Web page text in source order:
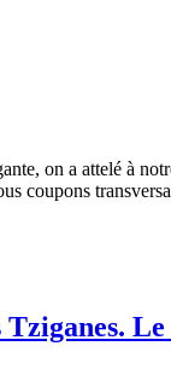
on a attelé à
coupons